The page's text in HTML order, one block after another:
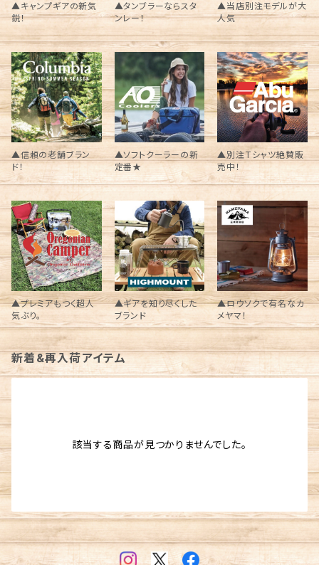
▲キャンプギアの新気
鋭！
▲タンブラーならスタ
ンレー！
▲当店別注モデルが大
人気
▲信頼の老舗ブラン
ド！
▲ソフトクーラーの新
定番★
▲別注Tシャツ絶賛販
売中！
▲プレミアもつく超人
気ぶり。
▲ギアを知り尽くした
ブランド
▲ロウソクで有名なカ
メヤマ！
新着&再入荷アイテム
該当する商品が見つかりませんでした。